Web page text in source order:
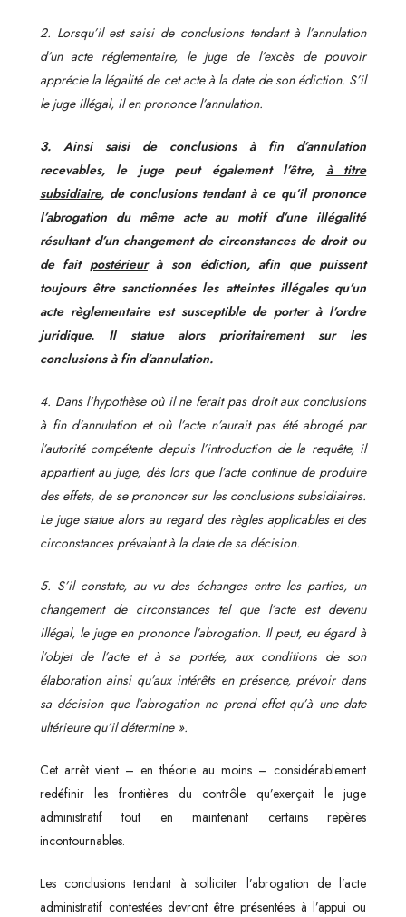
2. Lorsqu’il est saisi de conclusions tendant à l’annulation
d’un acte réglementaire, le juge de l’excès de pouvoir
apprécie la légalité de cet acte à la date de son édiction. S’il
le juge illégal, il en prononce l’annulation.
3. Ainsi saisi de conclusions à fin d’annulation
recevables, le juge peut également l’être, à titre
subsidiaire, de conclusions tendant à ce qu’il prononce
l’abrogation du même acte au motif d’une illégalité
résultant d’un changement de circonstances de droit ou
de fait postérieurà son édiction, afin que puissent
toujours être sanctionnées les atteintes illégales qu’un
acte règlementaire est susceptible de porter à l’ordre
juridique. Il statue alors prioritairement sur les
conclusions à fin d’annulation.
4. Dans l’hypothèse où il ne ferait pas droit aux conclusions
à fin d’annulation et où l’acte n’aurait pas été abrogé par
l’autorité compétente depuis l’introduction de la requête, il
appartient au juge, dès lors que l’acte continue de produire
des effets, de se prononcer sur les conclusions subsidiaires.
Le juge statue alors au regard des règles applicables et des
circonstances prévalant à la date de sa décision.
5. S’il constate, au vu des échanges entre les parties, un
changement de circonstances tel que l’acte est devenu
illégal, le juge en prononce l’abrogation. Il peut, eu égard à
l’objet de l’acte et à sa portée, aux conditions de son
élaboration ainsi qu’aux intérêts en présence, prévoir dans
sa décision que l’abrogation ne prend effet qu’à une date
ultérieure qu’il détermine ».
Cet arrêt vient – en théorie au moins – considérablement
redéfinir les frontières du contrôle qu’exerçait le juge
administratif tout en maintenant certains repères
incontournables.
Les conclusions tendant à solliciter l’abrogation de l’acte
administratif contestées devront être présentées à l’appui ou